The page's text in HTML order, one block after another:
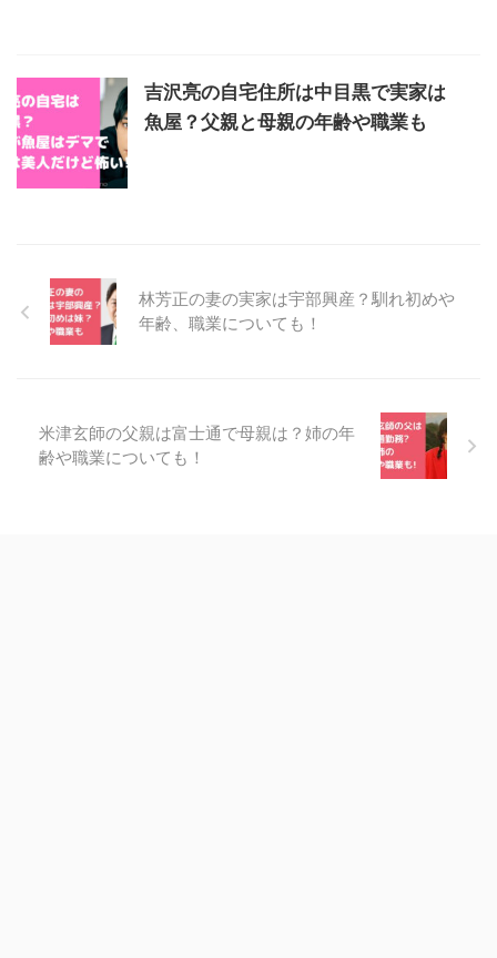
吉沢亮の自宅住所は中目黒で実家は
魚屋？父親と母親の年齢や職業も
林芳正の妻の実家は宇部興産？馴れ初めや
年齢、職業についても！
米津玄師の父親は富士通で母親は？姉の年
齢や職業についても！